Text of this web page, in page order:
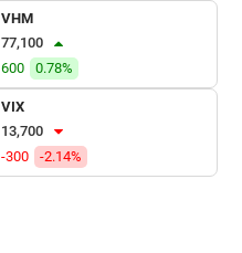
VHM
77,100
600
0.78%
VIX
13,700
-300
-2.14%
Chứng chỉ quỹ